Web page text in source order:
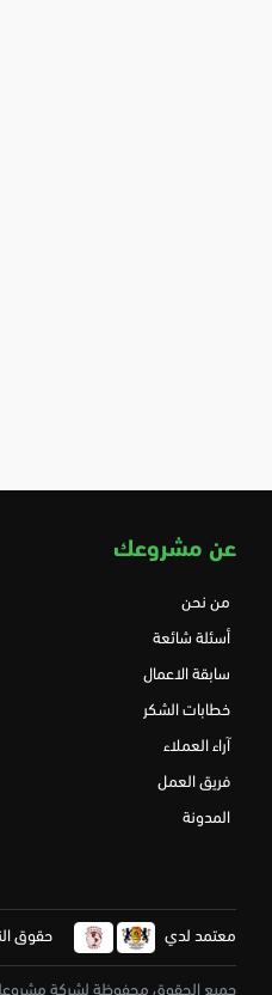
عن مشروعك
من نحن
أسئلة شائعة
سابقة الاعمال
خطابات الشكر
آراء العملاء
فريق العمل
المدونة
معتمد لدي حقوق
جميع الحقوق محفوظة لشركة مشروعك 2021علامه تجاريه 402475 || تم